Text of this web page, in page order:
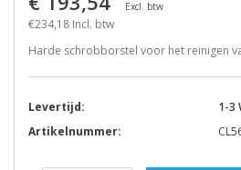
Excl. btw
€234,18 Incl. btw
Harde schrobborstel voor het reinigen
Levertijd:
1-3
Artikelnummer: